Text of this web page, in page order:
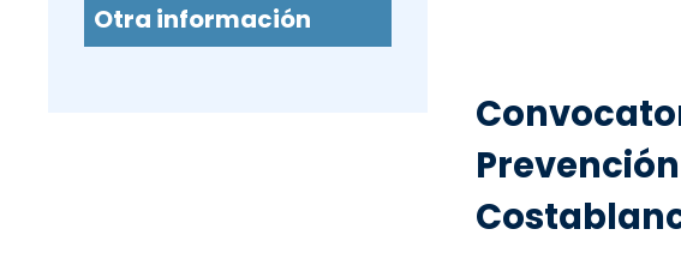
Otra información